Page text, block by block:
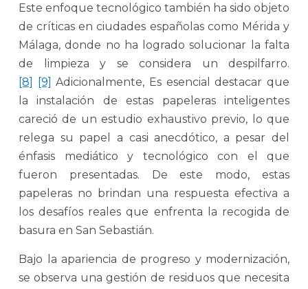
Este enfoque tecnológico también ha sido objeto
de críticas en ciudades españolas como Mérida y
Málaga, donde no ha logrado solucionar la falta
de limpieza y se considera un despilfarro.
[8]
[9]
Adicionalmente, Es esencial destacar que
la instalación de estas papeleras inteligentes
careció de un estudio exhaustivo previo, lo que
relega su papel a casi anecdótico, a pesar del
énfasis mediático y tecnológico con el que
fueron presentadas. De este modo, estas
papeleras no brindan una respuesta efectiva a
los desafíos reales que enfrenta la recogida de
basura en San Sebastián.
Bajo la apariencia de progreso y modernización,
se observa una gestión de residuos que necesita